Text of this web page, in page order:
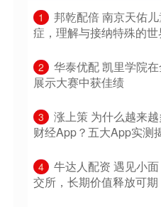
1
邦乾配倍 南京天佑
症，理解与接纳特殊的世
2
华泰优配 凯里学院
展示大赛中获佳绩
3
涨上策 为什么越来
财经App？五大App实测
4
牛达人配资 遇见小
交所，长期价值释放可期